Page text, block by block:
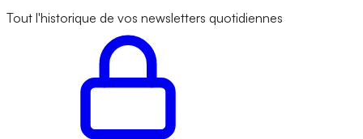
Tout l'historique de vos newsletters quotidiennes